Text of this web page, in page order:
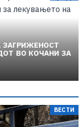
ЗАГРИЖЕНОСТ
ВО КОЧАНИ ЗА
ВЕСТИ